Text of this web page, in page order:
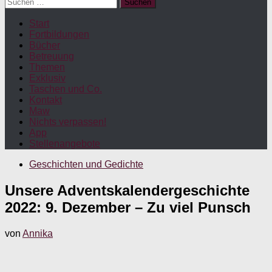
nach:
Start
Fortbildungen
Bücher
Betreuung
Themen
Exklusiv
Taschen und Co.
Kontakt
Maw
Nichts verpassen!
App
Stellenangebote
Geschichten und Gedichte
Unsere Adventskalendergeschichte
2022: 9. Dezember – Zu viel Punsch
von Annika